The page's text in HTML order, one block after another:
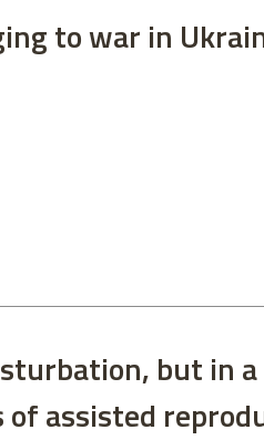
to war in
but in
assisted